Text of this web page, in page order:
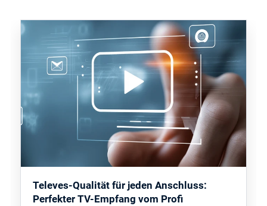
Televes-Qualität für jeden Anschluss:
Perfekter TV-Empfang vom Profi